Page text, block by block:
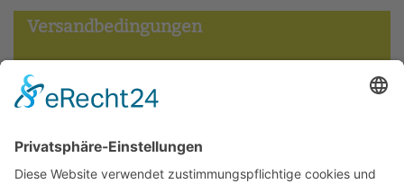
Versandbedingungen
Widerrufsbelehrung